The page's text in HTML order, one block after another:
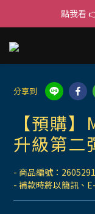
點我看
分享到
【預購
升級第二
- 商品編號：
- 補款時將以簡訊、